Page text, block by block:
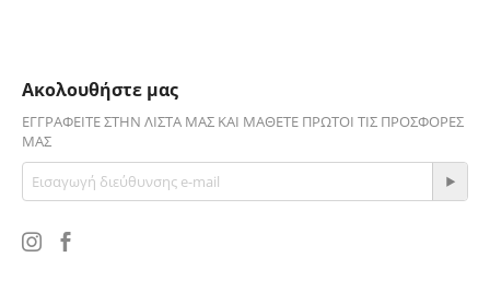
Ακολουθήστε μας
ΕΓΓΡΑΦΕΊΤΕ ΣΤΗΝ ΛΊΣΤΑ ΜΑΣ ΚΑΙ ΜΆΘΕΤΕ ΠΡΏΤΟΙ ΤΙΣ ΠΡΟΣΦΟΡΈΣ
ΜΑΣ